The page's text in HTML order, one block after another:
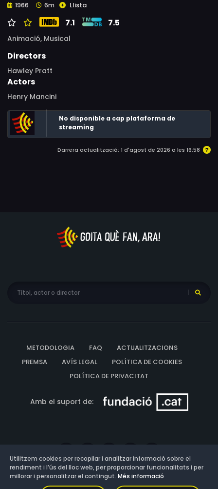
1966 6m Llista
7.1 7.5
Animació, Musical
Directors
Hawley Pratt
Actors
Henry Mancini
No disponible a cap plataforma de
streaming
Darrera actualització: 1 d'agost de 2026 a les 16:58
METODOLOGIA FAQ
ACTUALITZACIONS
PREMSA
AVÍS LEGAL
POLÍTICA DE COOKIES
POLÍTICA DE PRIVACITAT
Amb el suport de:
Utilitzem cookies per recopilar i analitzar informació sobre el
rendiment i l’ús del lloc web, per proporcionar funcionalitats i per
millorar i personalitzar el contingut. Més informació